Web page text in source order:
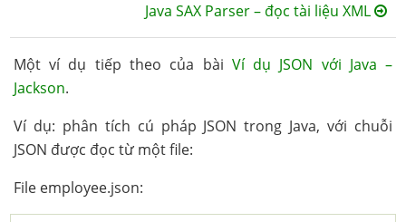
Java SAX Parser – đọc tài liệu XML
Một ví dụ tiếp theo của bài Ví dụ JSON với Java –
Jackson.
Ví dụ: phân tích cú pháp JSON trong Java, với chuỗi
JSON được đọc từ một file:
File employee.json: